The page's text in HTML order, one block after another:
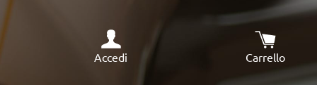
Accedi
Carrello
Il carrello